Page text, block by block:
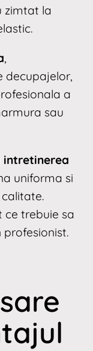
zimtat la
,
decupajelor,
a
sau
intretinerea
uniforma si
ce trebuie sa
profesionist.